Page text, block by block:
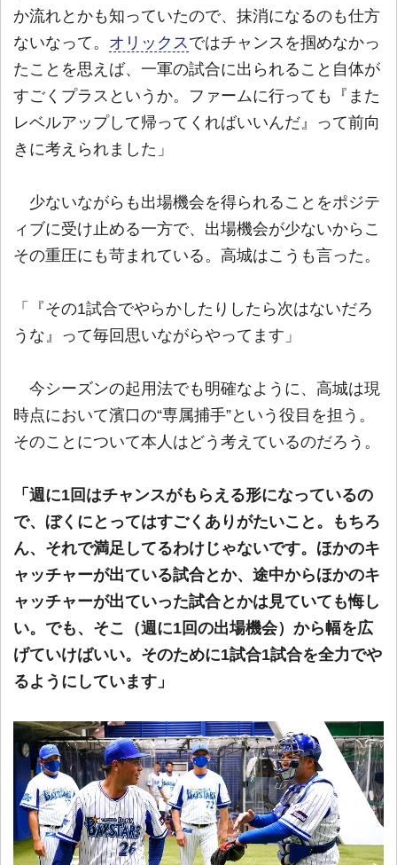
か流れとかも知っていたので、抹消になるのも仕方
ないなって。 オリックスではチャンスを掴めなかっ
たことを思えば、一軍の試合に出られること自体が
すごくプラスというか。ファームに行っても『また
レベルアップして帰ってくればいいんだ』って前向
きに考えられました」
少ないながらも出場機会を得られることをポジテ
ィブに受け止める一方で、出場機会が少ないからこ
その重圧にも苛まれている。高城はこうも言った。
「『その1試合でやらかしたりしたら次はないだろ
うな』って毎回思いながらやってます」
今シーズンの起用法でも明確なように、高城は現
時点において濱口の“専属捕手”という役目を担う。
そのことについて本人はどう考えているのだろう。
「週に1回はチャンスがもらえる形になっているの
で、ぼくにとってはすごくありがたいこと。もちろ
ん、それで満足してるわけじゃないです。ほかのキ
ャッチャーが出ている試合とか、途中からほかのキ
ャッチャーが出ていった試合とかは見ていても悔し
い。でも、そこ（週に1回の出場機会）から幅を広
げていけばいい。そのために1試合1試合を全力でや
るようにしています」